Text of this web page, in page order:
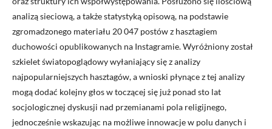
analizą sieciową, a także statystyką opisową, na podstawie
zgromadzonego materiału 20 047 postów z hasztagiem
duchowości opublikowanych na Instagramie. Wyróżniony został
szkielet światopoglądowy wyłaniający się z analizy
najpopularniejszych hasztagów, a wnioski płynące z tej analizy
mogą dodać kolejny głos w toczącej się już ponad sto lat
socjologicznej dyskusji nad przemianami pola religijnego,
jednocześnie wskazując na możliwe innowacje w polu danych i